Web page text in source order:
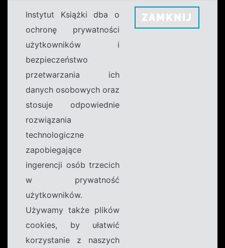
Instytut Książki dba o
ochronę prywatności
użytkowników i
bezpieczeństwo
przetwarzania ich
danych osobowych oraz
stosuje odpowiednie
rozwiązania
technologiczne
zapobiegające
ingerencji osób trzecich
w prywatność
użytkowników.
Używamy także plików
cookies, by ułatwić
korzystanie z naszych
ZAMKNIJ